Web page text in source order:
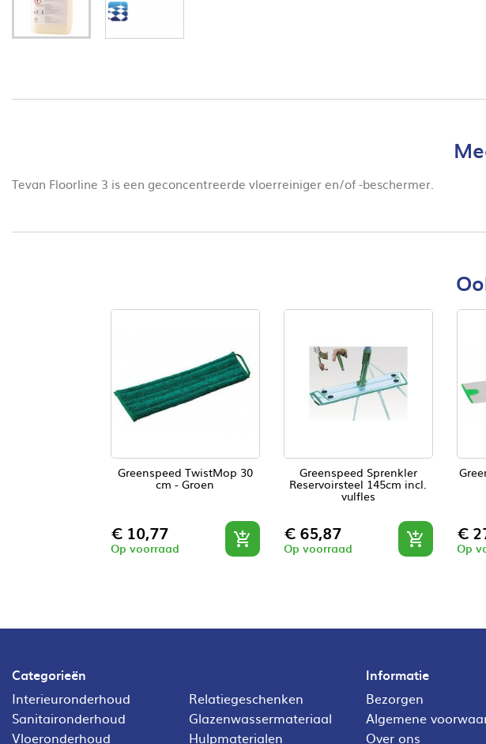
Tevan Floorline 3 is een geconcentreerde vloerreiniger en/of -beschermer.
Greenspeed TwistMop 30
cm - Groen
Prijs
€ 10,77
Op voorraad 
Greenspeed Sprenkler
Reservoirsteel 145cm incl.
vulfles
Prijs
€ 65,87
Op voorraad  €
Op
Categorieën
Interieuronderhoud
Sanitaironderhoud
Vloeronderhoud
Relatiegeschenken
Glazenwassermateriaal
Hulpmaterialen
Informatie
Bezorgen
Algemene
Over ons